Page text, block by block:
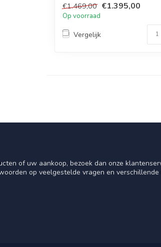
€1.469,00 €1.395,00
Op voorraad
Vergelijk
of uw aankoop, bezoek dan onze
op veelgestelde vragen en verschillende